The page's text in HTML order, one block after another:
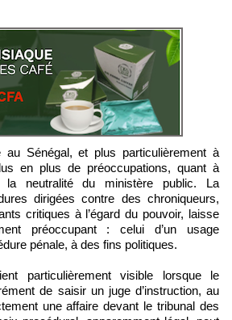
au Sénégal, et plus particulièrement à
en plus de préoccupations, quant à
la neutralité du ministère public. La
dirigées contre des chroniqueurs,
critiques à l’égard du pouvoir, laisse
préoccupant : celui d’un usage
pénale, à des fins politiques.
particulièrement visible lorsque le
de saisir un juge d’instruction, au
une affaire devant le tribunal des